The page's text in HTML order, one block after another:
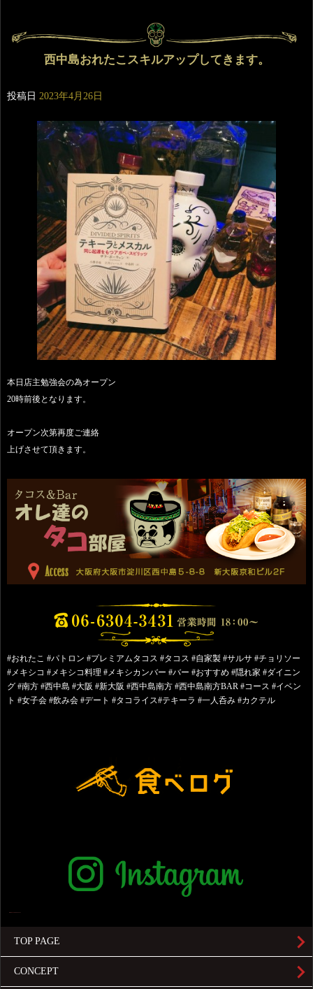
西中島おれたこスキルアップしてきます。
投稿日 2023年4月26日
本日店主勉強会の為オープン
20時前後となります。
オープン次第再度ご連絡
上げさせて頂きます。
#おれたこ #パトロン #プレミアムタコス #タコス #自家製 #サルサ #チョリソー
#メキシコ #メキシコ料理 #メキシカンバー #バー #おすすめ #隠れ家 #ダイニン
グ #南方 #西中島 #大阪 #新大阪 #西中島南方 #西中島南方BAR #コース #イベン
ト #女子会 #飲み会 #デート #タコライス#テキーラ #一人呑み #カクテル
TOP PAGE
CONCEPT